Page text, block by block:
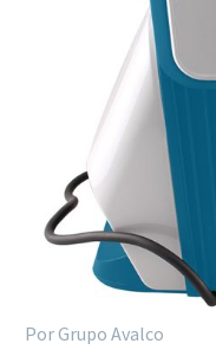
Por Grupo Avalco